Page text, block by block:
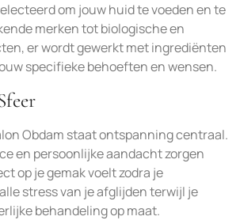
om jouw huid te voeden en te
merken tot biologische en
er wordt gewerkt met ingrediënten
specifieke behoeften en wensen.
Obdam staat ontspanning centraal.
en persoonlijke aandacht zorgen
op je gemak voelt zodra je
stress van je afglijden terwijl je
behandeling op maat.